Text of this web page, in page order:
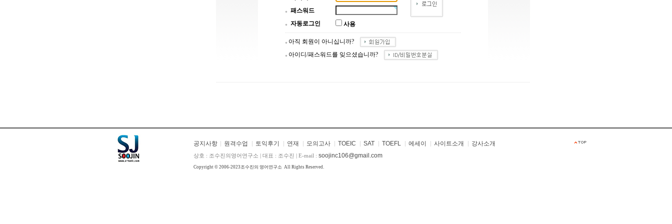
패스워드
자동로그인
사용
아직 회원이 아니십니까?
아이디/패스워드를 잊으셨습니까?
공지사항 원격수업 토익후기 연재 모의고사 TOEIC SAT TOEFL 에세이 사이트소개 강사소개
상호 : 조수진의영어연구소 | 대표 : 조수진 | E-mail : soojinc106@gmail.com
Copyright © 2006-2023 조수진의 영어연구소 All Rights Reserved.